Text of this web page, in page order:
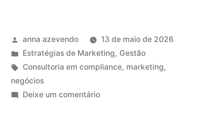
anna azevendo
13 de maio de 2026
Estratégias de Marketing, Gestão
Consultoria em compliance, marketing,
negócios
Deixe um comentário